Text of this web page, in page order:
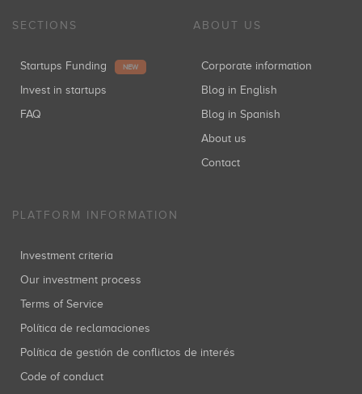
SECTIONS
Startups Funding NEW
Invest in startups
FAQ
ABOUT US
Corporate information
Blog in English
Blog in Spanish
About us
Contact
PLATFORM INFORMATION
Investment criteria
Our investment process
Terms of Service
Política de reclamaciones
Política de gestión de conflictos de interés
Code of conduct